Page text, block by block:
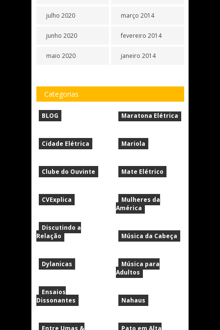
julho 2020
junho 2020
maio 2020
março 2014
fevereiro 2014
janeiro 2014
Categorias
BLOG
Cidade Elétrica
Clube do Ouvinte
CVExplica
Discutindo a
Relação
Dylanicas
Ensaios
Dissonantes
Entre Umas &
Maratona Elétrica
Mariola
Mate Elétrico
Mulheres da
América
Música da Cabeça
Música para
Adultos
Nahaus
Pato em Alta